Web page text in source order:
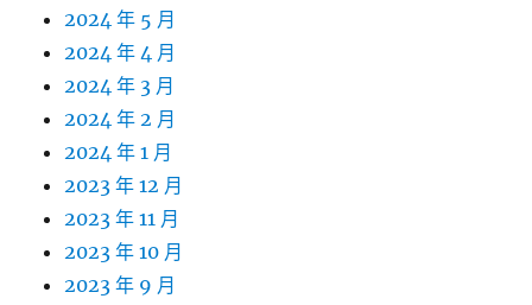
2024 年 5 月
2024 年 4 月
2024 年 3 月
2024 年 2 月
2024 年 1 月
2023 年 12 月
2023 年 11 月
2023 年 10 月
2023 年 9 月